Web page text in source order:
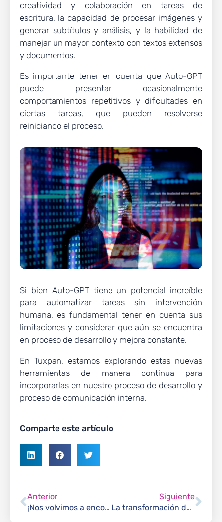
creatividad y colaboración en tareas de
escritura, la capacidad de procesar imágenes y
generar subtítulos y análisis, y la habilidad de
manejar un mayor contexto con textos extensos
y documentos.
Es importante tener en cuenta que Auto-GPT
puede presentar ocasionalmente
comportamientos repetitivos y dificultades en
ciertas tareas, que pueden resolverse
reiniciando el proceso.
Si bien Auto-GPT tiene un potencial increíble
para automatizar tareas sin intervención
humana, es fundamental tener en cuenta sus
limitaciones y considerar que aún se encuentra
en proceso de desarrollo y mejora constante.
En Tuxpan, estamos explorando estas nuevas
herramientas de manera continua para
incorporarlas en nuestro proceso de desarrollo y
proceso de comunicación interna.
Comparte este artículo
Anterior
¡Nos volvimos a encontrar! Celebrando cumpleaños de manera presencial
Siguiente
La transformación de la ciberseguridad